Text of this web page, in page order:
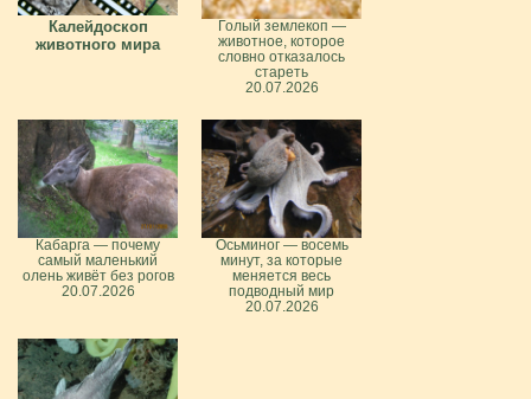
Калейдоскоп
животного мира
Голый землекоп —
животное, которое
словно отказалось
стареть
20.07.2026
Кабарга — почему
самый маленький
олень живёт без рогов
20.07.2026
Осьминог — восемь
минут, за которые
меняется весь
подводный мир
20.07.2026